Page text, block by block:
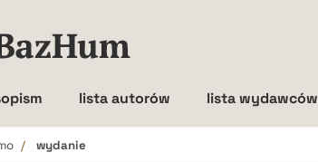
lista autorów lista wydawców
wydanie